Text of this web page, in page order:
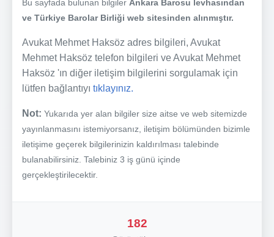
Bu sayfada bulunan bilgiler Ankara Barosu levhasından
ve Türkiye Barolar Birliği web sitesinden alınmıştır.
Avukat Mehmet Haksöz adres bilgileri, Avukat
Mehmet Haksöz telefon bilgileri ve Avukat Mehmet
Haksöz 'ın diğer iletişim bilgilerini sorgulamak için
lütfen bağlantıyı tıklayınız.
Not: Yukarıda yer alan bilgiler size aitse ve web sitemizde
yayınlanmasını istemiyorsanız, iletişim bölümünden bizimle
iletişime geçerek bilgilerinizin kaldırılması talebinde
bulanabilirsiniz. Talebiniz 3 iş günü içinde
gerçekleştirilecektir.
182